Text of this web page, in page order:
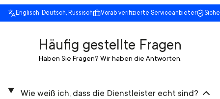
Englisch, Deutsch, Russisch Vorab verifizierte Serviceanbieter
Häufig gestellte Fragen
Haben Sie Fragen? Wir haben die Antworten.
Wie weiß ich, dass die Dienstleister echt sind?